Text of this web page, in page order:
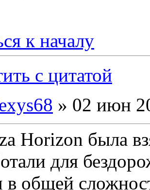
к началу
с цитатой
» 02 июн
Horizon была
для
в общей